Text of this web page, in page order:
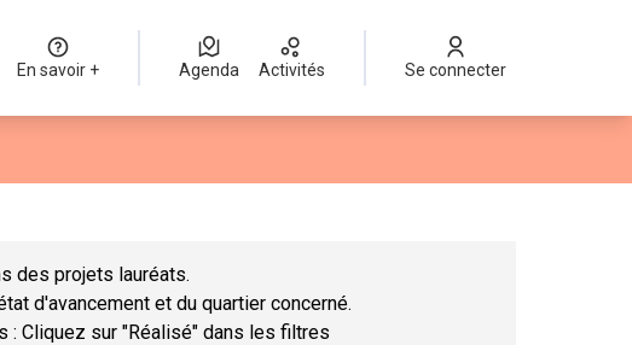
En savoir + Agenda Activités Se connecter
des projets lauréats.
d'avancement et du quartier concerné.
: Cliquez sur "Réalisé" dans les filtres